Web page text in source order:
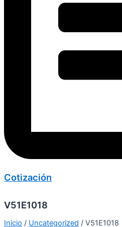
Cotización
V51E1018
Inicio / Uncategorized / V51E1018